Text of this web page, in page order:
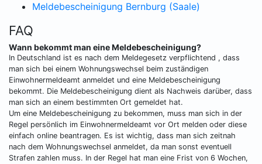
Meldebescheinigung Bernburg (Saale)
FAQ
Wann bekommt man eine Meldebescheinigung?
In Deutschland ist es nach dem Meldegesetz verpflichtend , dass
man sich bei einem Wohnungswechsel beim zuständigen
Einwohnermeldeamt anmeldet und eine Meldebescheinigung
bekommt. Die Meldebescheinigung dient als Nachweis darüber, dass
man sich an einem bestimmten Ort gemeldet hat.
Um eine Meldebescheinigung zu bekommen, muss man sich in der
Regel persönlich im Einwohnermeldeamt vor Ort melden oder diese
einfach online beantragen. Es ist wichtig, dass man sich zeitnah
nach dem Wohnungswechsel anmeldet, da man sonst eventuell
Strafen zahlen muss. In der Regel hat man eine Frist von 6 Wochen,